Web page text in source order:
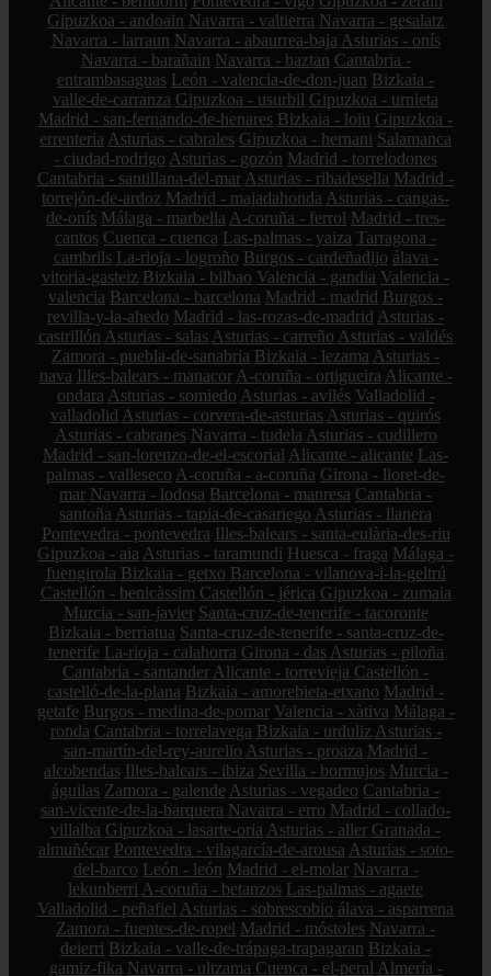
Gipuzkoa - andoain Navarra - valtierra Navarra - gesalatz
Navarra - larraun Navarra - abaurrea-baja Asturias - onís
Navarra - barañain Navarra - baztan Cantabria -
entrambasaguas León - valencia-de-don-juan Bizkaia -
valle-de-carranza Gipuzkoa - usurbil Gipuzkoa - urnieta
Madrid - san-fernando-de-henares Bizkaia - loiu Gipuzkoa -
errenteria Asturias - cabrales Gipuzkoa - hernani Salamanca
- ciudad-rodrigo Asturias - gozón Madrid - torrelodones
Cantabria - santillana-del-mar Asturias - ribadesella Madrid -
torrejón-de-ardoz Madrid - majadahonda Asturias - cangas-
de-onís Málaga - marbella A-coruña - ferrol Madrid - tres-
cantos Cuenca - cuenca Las-palmas - yaiza Tarragona -
cambrils La-rioja - logroño Burgos - cardeñadijo álava -
vitoria-gasteiz Bizkaia - bilbao Valencia - gandia Valencia -
valencia Barcelona - barcelona Madrid - madrid Burgos -
revilla-y-la-ahedo Madrid - las-rozas-de-madrid Asturias -
castrillón Asturias - salas Asturias - carreño Asturias - valdés
Zamora - puebla-de-sanabria Bizkaia - lezama Asturias -
nava Illes-balears - manacor A-coruña - ortigueira Alicante -
ondara Asturias - somiedo Asturias - avilés Valladolid -
valladolid Asturias - corvera-de-asturias Asturias - quirós
Asturias - cabranes Navarra - tudela Asturias - cudillero
Madrid - san-lorenzo-de-el-escorial Alicante - alicante Las-
palmas - valleseco A-coruña - a-coruña Girona - lloret-de-
mar Navarra - lodosa Barcelona - manresa Cantabria -
santoña Asturias - tapia-de-casariego Asturias - llanera
Pontevedra - pontevedra Illes-balears - santa-eulària-des-riu
Gipuzkoa - aia Asturias - taramundi Huesca - fraga Málaga -
fuengirola Bizkaia - getxo Barcelona - vilanova-i-la-geltrú
Castellón - benicàssim Castellón - jérica Gipuzkoa - zumaia
Murcia - san-javier Santa-cruz-de-tenerife - tacoronte
Bizkaia - berriatua Santa-cruz-de-tenerife - santa-cruz-de-
tenerife La-rioja - calahorra Girona - das Asturias - piloña
Cantabria - santander Alicante - torrevieja Castellón -
castelló-de-la-plana Bizkaia - amorebieta-etxano Madrid -
getafe Burgos - medina-de-pomar Valencia - xàtiva Málaga -
ronda Cantabria - torrelavega Bizkaia - urduliz Asturias -
san-martín-del-rey-aurelio Asturias - proaza Madrid -
alcobendas Illes-balears - ibiza Sevilla - bormujos Murcia -
águilas Zamora - galende Asturias - vegadeo Cantabria -
san-vicente-de-la-barquera Navarra - erro Madrid - collado-
villalba Gipuzkoa - lasarte-oria Asturias - aller Granada -
almuñécar Pontevedra - vilagarcía-de-arousa Asturias - soto-
del-barco León - león Madrid - el-molar Navarra -
lekunberri A-coruña - betanzos Las-palmas - agaete
Valladolid - peñafiel Asturias - sobrescobio álava - asparrena
Zamora - fuentes-de-ropel Madrid - móstoles Navarra -
deierri Bizkaia - valle-de-trápaga-trapagaran Bizkaia -
gamiz-fika Navarra - ultzama Cuenca - el-peral Almería -